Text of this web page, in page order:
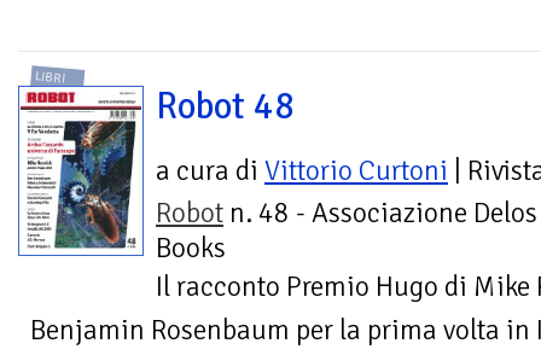
LIBRI
Robot 48
a cura di Vittorio Curtoni |
Robot n. 48 - Associazione Delos
Books
Il racconto Premio Hugo di
Benjamin Rosenbaum per la prima volta